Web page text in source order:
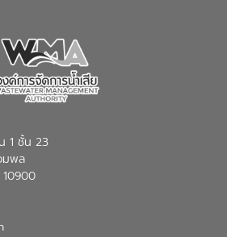
1 ชั้น 23
มพล